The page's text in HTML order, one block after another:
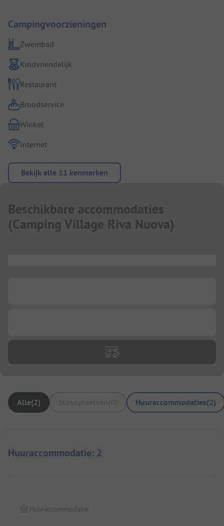
Campingvoorzieningen
Zwembad
Kindvriendelijk
Restaurant
Broodservice
Winkel
Internet
Bekijk alle 11 kenmerken
Beschikbare accommodaties
(Camping Village Riva Nuova)
Alle(2) Huuraccommodaties(2)
Huuraccommodatie: 2
Huuraccommodatie